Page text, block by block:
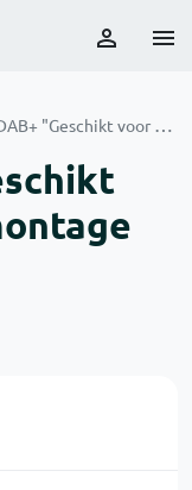
voor onderbouwmontage en neerzetten"